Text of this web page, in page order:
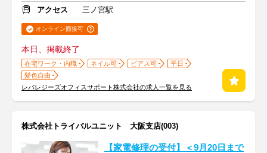
アクセス
三ノ宮駅
オンライン面接可
本日、掲載終了
在宅ワーク・内職 ネイル可 ピアス可
平日
髪色自由
レバレジーズオフィスサポート株式会社の求人一覧を見る
株式会社トライバルユニット 大阪支店(003)
【家電修理の受付】＜9月20日まで